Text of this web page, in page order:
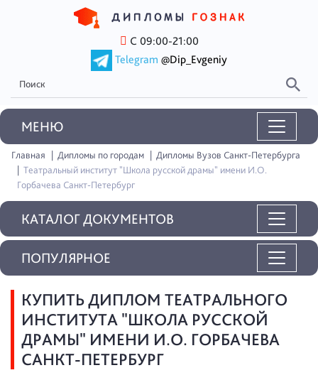
С 09:00-21:00
Telegram @Dip_Evgeniy
MEНЮ
Главная Дипломы по городам
Дипломы Вузов Санкт-Петербурга
Театральный институт "Школа русской драмы" имени И.О.
Горбачева Санкт-Петербург
КАТАЛОГ ДОКУМЕНТОВ
КУПИТЬ ДИПЛОМ ТЕАТРАЛЬНОГО
ИНСТИТУТА "ШКОЛА РУССКОЙ
ДРАМЫ" ИМЕНИ И.О. ГОРБАЧЕВА
САНКТ-ПЕТЕРБУРГ
ПОПУЛЯРНОЕ